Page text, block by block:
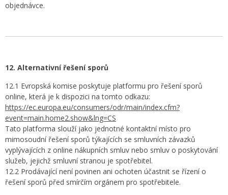
objednávce.
12. Alternativní řešení sporů
12.1 Evropská komise poskytuje platformu pro řešení sporů
online, která je k dispozici na tomto odkazu:
https://ec.europa.eu/consumers/odr/main/index.cfm?
event=main.home2.show&lng=CS
Tato platforma slouží jako jednotné kontaktní místo pro
mimosoudní řešení sporů týkajících se smluvních závazků
vyplývajících z online nákupních smluv nebo smluv o poskytování
služeb, jejichž smluvní stranou je spotřebitel.
12.2 Prodávající není povinen ani ochoten účastnit se řízení o
řešení sporů před smírčím orgánem pro spotřebitele.